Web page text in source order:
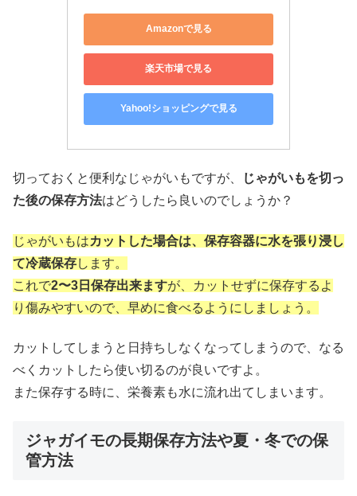
Amazonで見る
楽天市場で見る
Yahoo!ショッピングで見る
切っておくと便利なじゃがいもですが、
じゃがいもを切っ
た後の保存方法はどうしたら良いのでしょうか？
じゃがいもはカットした場合は、保存容器に水を張り浸し
て冷蔵保存します。
これで2〜3日保存出来ますが、カットせずに保存するよ
り傷みやすいので、早めに食べるようにしましょう。
カットしてしまうと日持ちしなくなってしまうので、なる
べくカットしたら使い切るのが良いですよ。
また保存する時に、栄養素も水に流れ出てしまいます。
ジャガイモの長期保存方法や夏・冬での保
管方法